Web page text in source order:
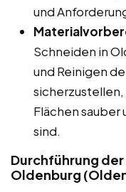
und
Schneiden in
und Reinigen
sicherzustellen,
Flächen sauber
sind.
Durchführung
Oldenburg